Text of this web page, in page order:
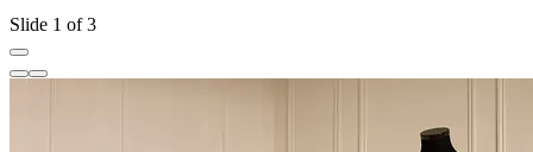
Slide 1 of 3